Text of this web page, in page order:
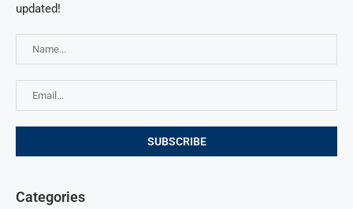
updated!
Categories